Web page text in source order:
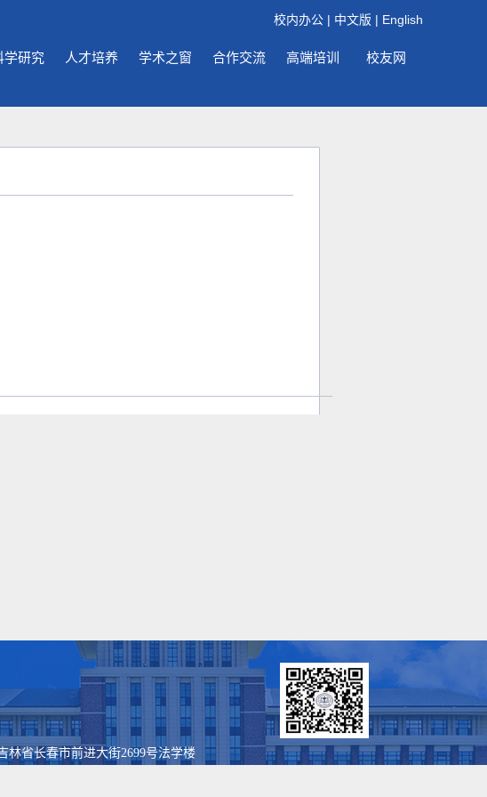
校内办公 | 中文版 | English
学研究 人才培养 学术之窗 合作交流 高端培训 校友网
省长春市前进大街2699号法学楼